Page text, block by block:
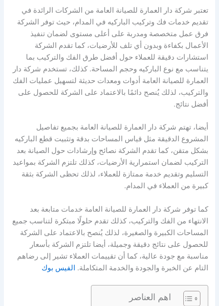
تعتبر شركة دار العمارة للصيانة العامة من الشركات الرائدة في
تقديم خدمات فك وتركيب الباركيه في المدام، حيث توفر الشركة
فرق عمل متخصصة ومدربة على أعلى مستوى لضمان تنفيذ
الأعمال بكفاءة وبدون أي تلف للأرضيات، كما تقدم الشركة
استشارات دقيقة للعملاء حول أفضل طرق الفك والتركيب بما
يتناسب مع نوع الباركيه وحجم المساحة. كذلك، تستخدم شركة دار
العمارة للصيانة العامة أدوات ومعدات حديثة لتسهيل عمليات الفك
والتركيب، لذلك يُنصح دائمًا بالاعتماد على الشركة للحصول على
أفضل نتائج.
أيضا، تهتم شركة دار العمارة للصيانة العامة بجميع تفاصيل
المشروع الدقيقة مثل قياس المساحات بدقة وتثبيت قطع الباركيه
بشكل متقن، كما تقدم الشركة نصائح وإرشادات حول الصيانة بعد
التركيب لضمان استمرارية الأرضيات، كذلك تلتزم الشركة بمواعيد
التسليم وتقديم خدمة ممتازة للعملاء، لذلك تحظى الشركة بثقة
كبيرة من العملاء في المدام.
كما توفر شركة دار العمارة للصيانة العامة خدمات متابعة بعد
الانتهاء من الفك والتركيب، كذلك تقدم حلولًا مبتكرة لتناسب جميع
المساحات الكبيرة والصغيرة، لذلك يُنصح بالاعتماد على الشركة
للحصول على نتائج دقيقة وجميلة، أيضا تلتزم الشركة بأسعار
مناسبة مع جودة عالية، كما أن تقييمات العملاء تشير إلى رضاهم
التام عن الخبرة والجودة والخدمة المتكاملة. الفيس بوك
اهم العناصر